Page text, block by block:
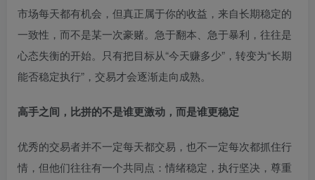
市场每天都有机会，但真正属于你的收益，来自长期稳定的
一致性，而不是某一次豪赌。急于翻本、急于暴利，往往是
心态失衡的开始。只有把目标从“今天赚多少”，转变为“长期
能否稳定执行”，交易才会逐渐走向成熟。
高手之间，比拼的不是谁更激动，而是谁更稳定
优秀的交易者并不一定每天都交易，也不一定每次都抓住行
情，但他们往往有一个共同点：情绪稳定，执行坚决，尊重